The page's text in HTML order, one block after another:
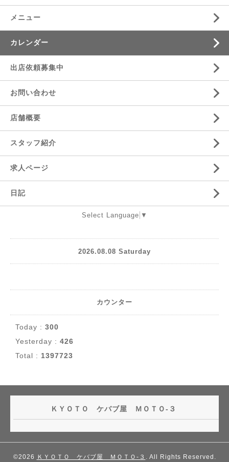
メニュー
カレンダー
出店依頼募集中
お問い合わせ
店舗概要
スタッフ紹介
求人ページ
日記
Select Language ▼
2026.08.08 Saturday
カウンター
Today : 300
Yesterday : 426
Total : 1397723
ＫＹＯＴＯ ケバブ屋 ＭＯＴＯ-３
©2026 ＫＹＯＴＯ ケバブ屋 ＭＯＴＯ-３ . All Rights Reserved.